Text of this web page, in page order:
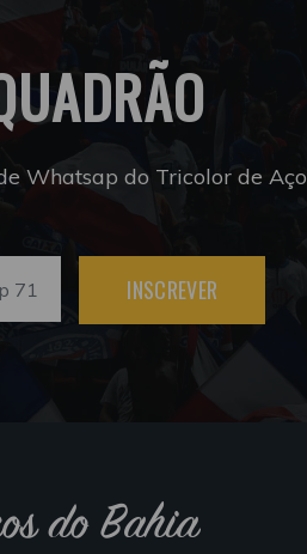
Whatsap do Tricolor de Aço
INSCREVER
do Bahia